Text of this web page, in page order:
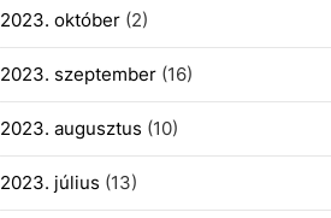
2023. október(2)
2023. szeptember(16)
2023. augusztus (10)
2023. július (13)